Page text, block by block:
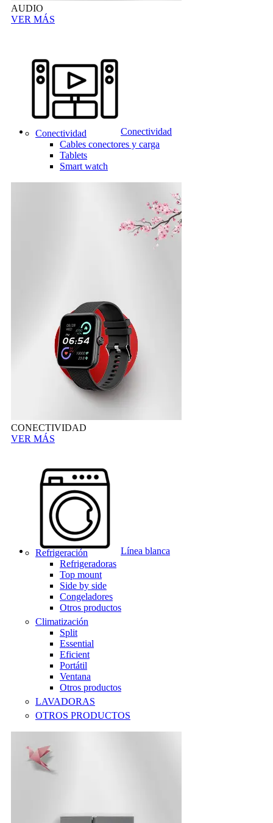
AUDIO
VER MÁS
Conectividad
Conectividad
Cables conectores y carga
Tablets
Smart watch
CONECTIVIDAD
VER MÁS
Línea blanca
Refrigeración
Refrigeradoras
Top mount
Side by side
Congeladores
Otros productos
Climatización
Split
Essential
Eficient
Portátil
Ventana
Otros productos
LAVADORAS
OTROS PRODUCTOS